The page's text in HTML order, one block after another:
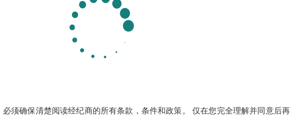
须确保清楚阅读经纪商的所有条款，条件和政策。 仅在您完全理解并同意后再